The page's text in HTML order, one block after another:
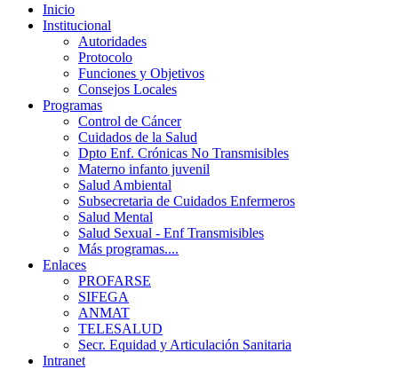
Inicio
Institucional
Autoridades
Protocolo
Funciones y Objetivos
Consejos Locales
Programas
Control de Cáncer
Cuidados de la Salud
Dpto Enf. Crónicas No Transmisibles
Materno infanto juvenil
Salud Ambiental
Subsecretaria de Cuidados Enfermeros
Salud Mental
Salud Sexual - Enf Transmisibles
Más programas....
Enlaces
PROFARSE
SIFEGA
ANMAT
TELESALUD
Secr. Equidad y Articulación Sanitaria
Intranet